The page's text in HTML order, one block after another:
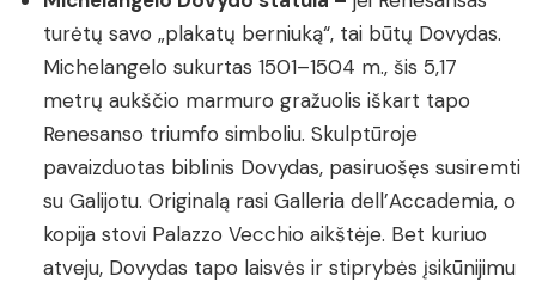
turėtų savo „plakatų berniuką“, tai būtų Dovydas.
Michelangelo sukurtas 1501–1504 m., šis 5,17
metrų aukščio marmuro gražuolis iškart tapo
Renesanso triumfo simboliu. Skulptūroje
pavaizduotas biblinis Dovydas, pasiruošęs susiremti
su Galijotu. Originalą rasi Galleria dell’Accademia, o
kopija stovi Palazzo Vecchio aikštėje. Bet kuriuo
atveju, Dovydas tapo laisvės ir stiprybės įsikūnijimu